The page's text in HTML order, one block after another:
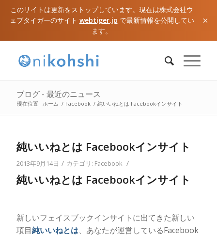
このサイトは更新をストップしています。現在は株式会社ウ
ェブタイガーのサイト webtiger.jp で最新情報を公開してい
ます。
×
ブログ - 最近のニュース
現在位置: ホーム / Facebook / 純いいねとは Facebookインサイト
純いいねとは Facebookインサイト
2013年9月14日 / カテゴリ: Facebook /
純いいねとは Facebookインサイト
新しいフェイスブックインサイトに出てきた新しい
項目純いいねとは、あなたが運営しているFacebook